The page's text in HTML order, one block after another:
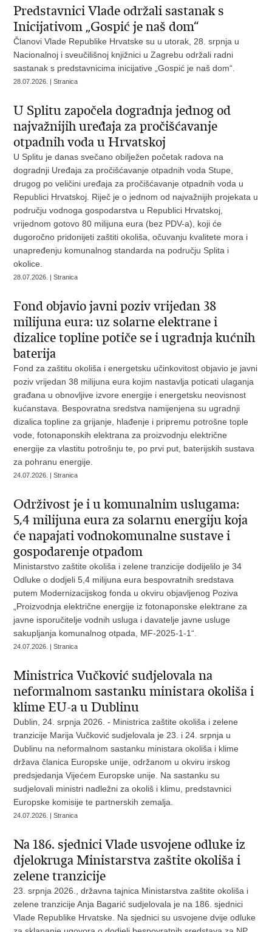
Predstavnici Vlade održali sastanak s
Inicijativom „Gospić je naš dom“
Članovi Vlade Republike Hrvatske su u utorak, 28. srpnja u
Nacionalnoj i sveučilišnoj knjižnici u Zagrebu održali radni
sastanak s predstavnicima inicijative „Gospić je naš dom“.
28.07.2026. | Stranica
U Splitu započela dogradnja jednog od
najvažnijih uređaja za pročišćavanje
otpadnih voda u Hrvatskoj
U Splitu je danas svečano obilježen početak radova na
dogradnji Uređaja za pročišćavanje otpadnih voda Stupe,
drugog po veličini uređaja za pročišćavanje otpadnih voda u
Republici Hrvatskoj. Riječ je o jednom od najvažnijih projekata u
području vodnoga gospodarstva u Republici Hrvatskoj,
vrijednom gotovo 80 milijuna eura (bez PDV-a), koji će
dugoročno pridonijeti zaštiti okoliša, očuvanju kvalitete mora i
unapređenju komunalnog standarda na području Splita i
okolice.
28.07.2026. | Stranica
Fond objavio javni poziv vrijedan 38
milijuna eura: uz solarne elektrane i
dizalice topline potiče se i ugradnja kućnih
baterija
Fond za zaštitu okoliša i energetsku učinkovitost objavio je javni
poziv vrijedan 38 milijuna eura kojim nastavlja poticati ulaganja
građana u obnovljive izvore energije i energetsku neovisnost
kućanstava. Bespovratna sredstva namijenjena su ugradnji
dizalica topline za grijanje, hlađenje i pripremu potrošne tople
vode, fotonaponskih elektrana za proizvodnju električne
energije za vlastitu potrošnju te, po prvi put, baterijskih sustava
za pohranu energije.
24.07.2026. | Stranica
Održivost je i u komunalnim uslugama:
5,4 milijuna eura za solarnu energiju koja
će napajati vodnokomunalne sustave i
gospodarenje otpadom
Ministarstvo zaštite okoliša i zelene tranzicije dodijelilo je 34
Odluke o dodjeli 5,4 milijuna eura bespovratnih sredstava
putem Modernizacijskog fonda u okviru objavljenog Poziva
„Proizvodnja električne energije iz fotonaponske elektrane za
javne isporučitelje vodnih usluga i davatelje javne usluge
sakupljanja komunalnog otpada, MF-2025-1-1“.
24.07.2026. | Stranica
Ministrica Vučković sudjelovala na
neformalnom sastanku ministara okoliša i
klime EU-a u Dublinu
Dublin, 24. srpnja 2026. - Ministrica zaštite okoliša i zelene
tranzicije Marija Vučković sudjelovala je 23. i 24. srpnja u
Dublinu na neformalnom sastanku ministara okoliša i klime
država članica Europske unije, održanom u okviru irskog
predsjedanja Vijećem Europske unije. Na sastanku su
sudjelovali ministri nadležni za okoliš i klimu, predstavnici
Europske komisije te partnerskih zemalja.
24.07.2026. | Stranica
Na 186. sjednici Vlade usvojene odluke iz
djelokruga Ministarstva zaštite okoliša i
zelene tranzicije
23. srpnja 2026., državna tajnica Ministarstva zaštite okoliša i
zelene tranzicije Anja Bagarić sudjelovala je na 186. sjednici
Vlade Republike Hrvatske. Na sjednici su usvojene dvije odluke